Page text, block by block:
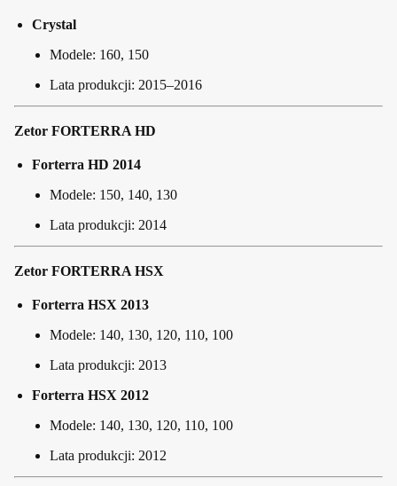
Crystal
Modele: 160, 150
Lata produkcji: 2015–2016
Zetor FORTERRA HD
Forterra HD 2014
Modele: 150, 140, 130
Lata produkcji: 2014
Zetor FORTERRA HSX
Forterra HSX 2013
Modele: 140, 130, 120, 110, 100
Lata produkcji: 2013
Forterra HSX 2012
Modele: 140, 130, 120, 110, 100
Lata produkcji: 2012